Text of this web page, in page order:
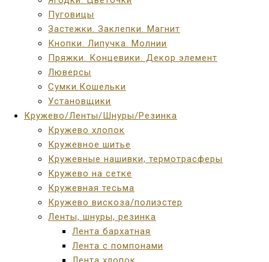
Пуговицы
Застежки. Заклепки. Магнит
Кнопки. Липучка. Молнии
Пряжки. Концевики. Декор элемент
Люверсы
Сумки.Кошельки
Установщики
Кружево/Ленты/Шнуры/Резинка
Кружево хлопок
Кружевное шитье
Кружевные нашивки, термотрасферы
Кружево на сетке
Кружевная тесьма
Кружево вискоза/полиэстер
Ленты, шнуры, резинка
Лента бархатная
Лента с помпонами